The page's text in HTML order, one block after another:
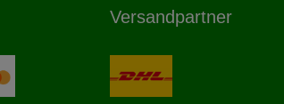
Versandpartner